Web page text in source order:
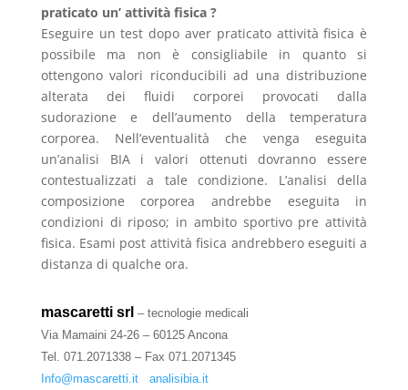
praticato un’ attività fisica ?
Eseguire un test dopo aver praticato attività fisica è
possibile ma non è consigliabile in quanto si
ottengono valori riconducibili ad una distribuzione
alterata dei fluidi corporei provocati dalla
sudorazione e dell’aumento della temperatura
corporea. Nell’eventualità che venga eseguita
un’analisi BIA i valori ottenuti dovranno essere
contestualizzati a tale condizione. L’analisi della
composizione corporea andrebbe eseguita in
condizioni di riposo; in ambito sportivo pre attività
fisica. Esami post attività fisica andrebbero eseguiti a
distanza di qualche ora.
mascaretti srl – tecnologie medicali
Via Mamaini 24-26 – 60125 Ancona
Tel. 071.2071338 – Fax 071.2071345
Info@mascaretti.it
analisibia.it